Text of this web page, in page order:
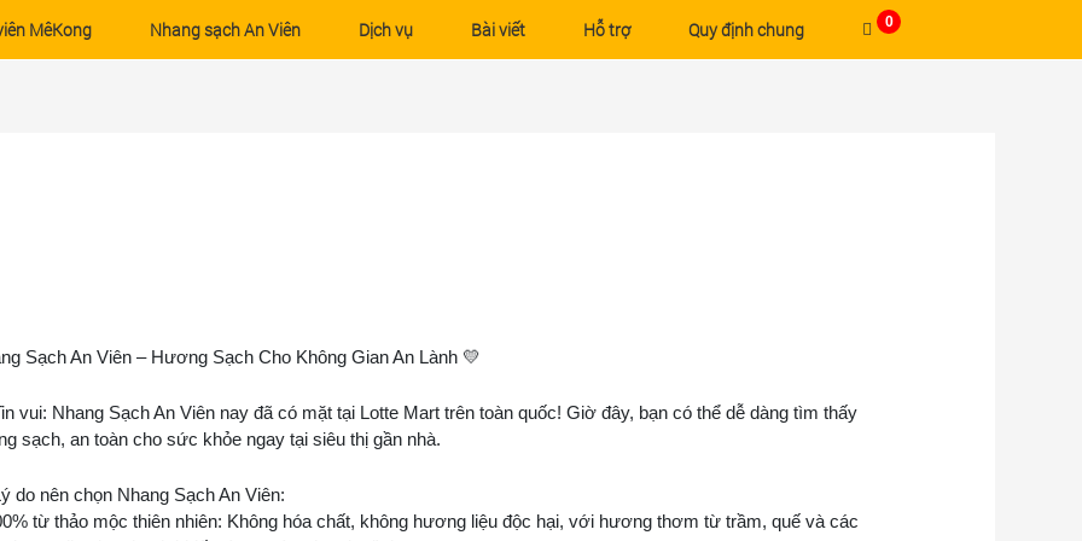
MêKong Nhang sạch An Viên Dịch vụ Bài viết Hỗ trợ Quy định chung 0
Sạch An Viên – Hương Sạch Cho Không Gian An Lành 💛
vui: Nhang Sạch An Viên nay đã có mặt tại Lotte Mart trên toàn quốc! Giờ đây, bạn có thể dễ dàng tìm thấy
sạch, an toàn cho sức khỏe ngay tại siêu thị gần nhà.
do nên chọn Nhang Sạch An Viên:
từ thảo mộc thiên nhiên: Không hóa chất, không hương liệu độc hại, với hương thơm từ trầm, quế và các